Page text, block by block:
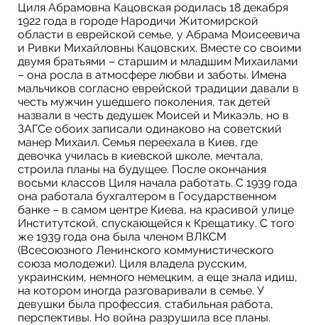
Циля Абрамовна Кацовская родилась 18 декабря
1922 года в городе Народичи Житомирской
области в еврейской семье, у Абрама Моисеевича
и Ривки Михайловны Кацовских. Вместе со своими
двумя братьями – старшим и младшим Михаилами
– она росла в атмосфере любви и заботы. Имена
мальчиков согласно еврейской традиции давали в
честь мужчин ушедшего поколения, так детей
назвали в честь дедушек Моисей и Микаэль, но в
ЗАГСе обоих записали одинаково на советский
манер Михаил. Семья переехала в Киев, где
девочка училась в киевской школе, мечтала,
строила планы на будущее. После окончания
восьми классов Циля начала работать. С 1939 года
она работала бухгалтером в Государственном
банке – в самом центре Киева, на красивой улице
Институтской, спускающейся к Крещатику. С того
же 1939 года она была членом ВЛКСМ
(Всесоюзного Ленинского коммунистического
союза молодежи). Циля владела русским,
украинским, немного немецким, а еще знала идиш,
на котором иногда разговаривали в семье. У
девушки была профессия, стабильная работа,
перспективы. Но война разрушила все планы.